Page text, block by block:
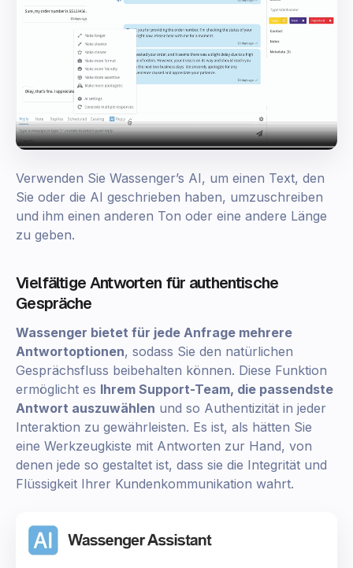
Verwenden Sie Wassenger’s AI, um einen Text, den
Sie oder die AI geschrieben haben, umzuschreiben
und ihm einen anderen Ton oder eine andere Länge
zu geben.
Vielfältige Antworten für authentische
Gespräche
Wassenger bietet für jede Anfrage mehrere
Antwortoptionen, sodass Sie den natürlichen
Gesprächsfluss beibehalten können. Diese Funktion
ermöglicht es Ihrem Support-Team, die passendste
Antwort auszuwählen und so Authentizität in jeder
Interaktion zu gewährleisten. Es ist, als hätten Sie
eine Werkzeugkiste mit Antworten zur Hand, von
denen jede so gestaltet ist, dass sie die Integrität und
Flüssigkeit Ihrer Kundenkommunikation wahrt.